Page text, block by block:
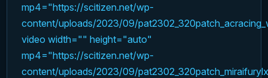
mp4="https://scitizen.net/wp-
content/uploads/2023/09/
video width="" height="auto"
mp4="https://scitizen.net/wp-
content/uploads/2023/09/